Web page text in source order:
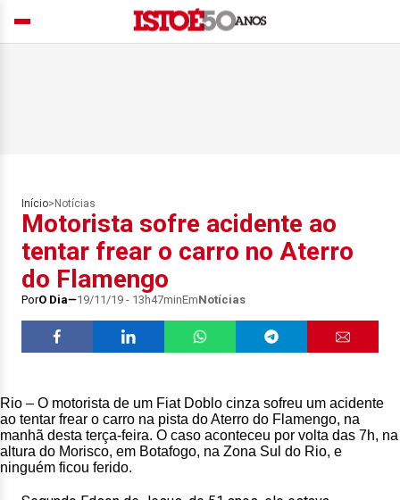
Início> Notícias
Motorista sofre acidente ao
tentar frear o carro no Aterro
do Flamengo
PorO Dia 19/11/19 - 13h47minEmNotícias
Rio – O motorista de um Fiat Doblo cinza sofreu um acidente
ao tentar frear o carro na pista do Aterro do Flamengo, na
manhã desta terça-feira. O caso aconteceu por volta das 7h, na
altura do Morisco, em Botafogo, na Zona Sul do Rio, e
ninguém ficou ferido.